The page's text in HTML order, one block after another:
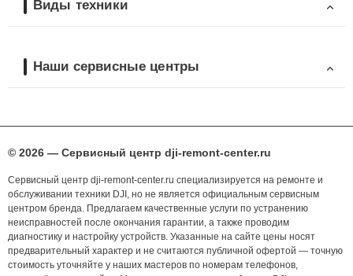
Виды техники
Наши сервисные центры
© 2026 — Сервисный центр dji-remont-center.ru
Сервисный центр dji-remont-center.ru специализируется на ремонте и
обслуживании техники DJI, но не является официальным сервисным
центром бренда. Предлагаем качественные услуги по устранению
неисправностей после окончания гарантии, а также проводим
диагностику и настройку устройств. Указанные на сайте цены носят
предварительный характер и не считаются публичной офертой — точную
стоимость уточняйте у наших мастеров по номерам телефонов,